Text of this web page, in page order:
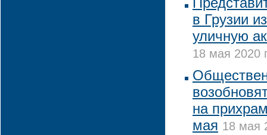
в Грузии
уличную
18 мая 2020
на
мая 18 мая